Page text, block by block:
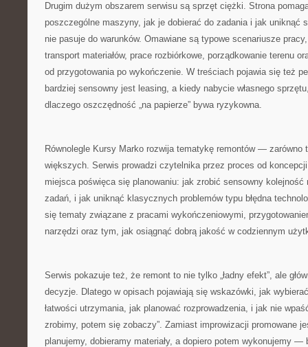
Drugim dużym obszarem serwisu są sprzęt ciężki. Strona
poszczególne maszyny, jak je dobierać do zadania i jak uniknąć
nie pasuje do warunków. Omawiane są typowe scenariusze
transport materiałów, prace rozbiórkowe, porządkowanie terenu
od przygotowania po wykończenie. W treściach pojawia się też
bardziej sensowny jest leasing, a kiedy nabycie własnego
dlaczego oszczędność „na papierze” bywa ryzykowna.
Równolegle Kursy Marko rozwija tematykę remontów — zarówno
większych. Serwis prowadzi czytelnika przez proces od
miejsca poświęca się planowaniu: jak zrobić sensowny
zadań, i jak uniknąć klasycznych problemów typu błędna
się tematy związane z pracami wykończeniowymi,
narzędzi oraz tym, jak osiągnąć dobrą jakość w codziennym
Serwis pokazuje też, że remont to nie tylko „ładny efekt”, ale
decyzje. Dlatego w opisach pojawiają się wskazówki, jak
łatwości utrzymania, jak planować rozprowadzenia, i jak nie
zrobimy, potem się zobaczy”. Zamiast improwizacji promowane
planujemy, dobieramy materiały, a dopiero potem wykonujemy